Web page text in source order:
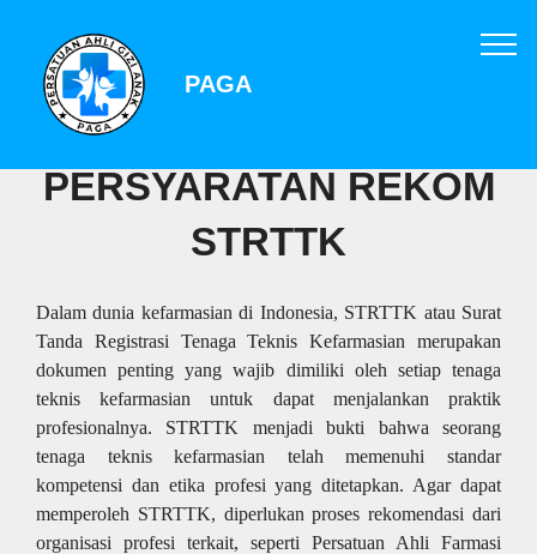
PAGA
PERSYARATAN REKOM
STRTTK
Dalam dunia kefarmasian di Indonesia, STRTTK atau Surat
Tanda Registrasi Tenaga Teknis Kefarmasian merupakan
dokumen penting yang wajib dimiliki oleh setiap tenaga
teknis kefarmasian untuk dapat menjalankan praktik
profesionalnya. STRTTK menjadi bukti bahwa seorang
tenaga teknis kefarmasian telah memenuhi standar
kompetensi dan etika profesi yang ditetapkan. Agar dapat
memperoleh STRTTK, diperlukan proses rekomendasi dari
organisasi profesi terkait, seperti Persatuan Ahli Farmasi